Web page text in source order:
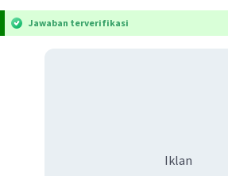
Jawaban terverifikasi
Iklan